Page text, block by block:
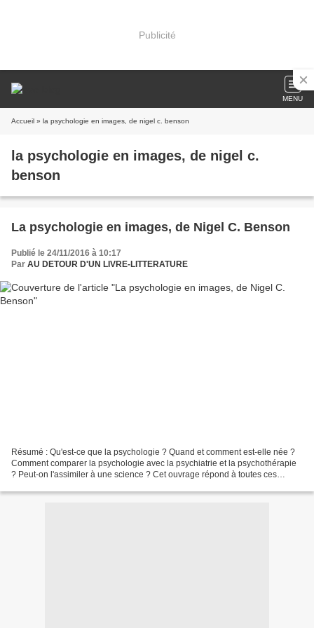
Publicité
MENU
Accueil » la psychologie en images, de nigel c. benson
la psychologie en images, de nigel c.
benson
La psychologie en images, de Nigel C. Benson
Publié le 24/11/2016 à 10:17
Par AU DETOUR D'UN LIVRE-LITTERATURE
Résumé : Qu'est-ce que la psychologie ? Quand et comment est-elle née ?
Comment comparer la psychologie avec la psychiatrie et la psychothérapie
? Peut-on l'assimiler à une science ? Cet ouvrage répond à toutes ces